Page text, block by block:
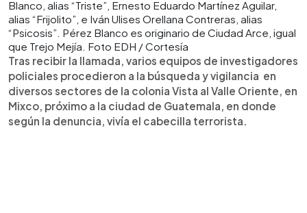
Blanco, alias “Triste”, Ernesto Eduardo Martínez Aguilar,
alias “Frijolito”, e Iván Ulises Orellana Contreras, alias
“Psicosis”. Pérez Blanco es originario de Ciudad Arce, igual
que Trejo Mejía. Foto EDH / Cortesía
Tras recibir la llamada, varios equipos de investigadores
policiales procedieron a la búsqueda y vigilancia en
diversos sectores de la colonia Vista al Valle Oriente, en
Mixco, próximo a la ciudad de Guatemala, en donde
según la denuncia, vivía el cabecilla terrorista.